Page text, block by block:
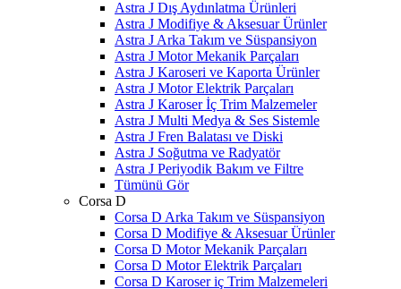
Astra J Dış Aydınlatma Ürünleri
Astra J Modifiye & Aksesuar Ürünler
Astra J Arka Takım ve Süspansiyon
Astra J Motor Mekanik Parçaları
Astra J Karoseri ve Kaporta Ürünler
Astra J Motor Elektrik Parçaları
Astra J Karoser İç Trim Malzemeler
Astra J Multi Medya & Ses Sistemle
Astra J Fren Balatası ve Diski
Astra J Soğutma ve Radyatör
Astra J Periyodik Bakım ve Filtre
Tümünü Gör
Corsa D
Corsa D Arka Takım ve Süspansiyon
Corsa D Modifiye & Aksesuar Ürünler
Corsa D Motor Mekanik Parçaları
Corsa D Motor Elektrik Parçaları
Corsa D Karoser iç Trim Malzemeleri